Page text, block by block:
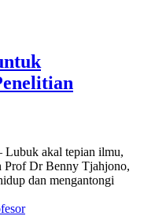
Lubuk akal tepian ilmu,
Prof Dr Benny Tjahjono,
dan mengantongi